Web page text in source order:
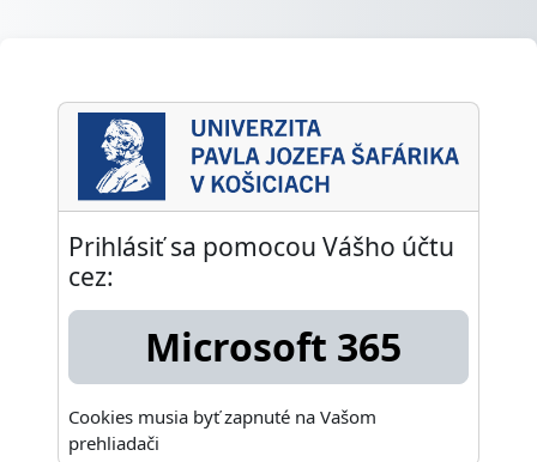
e-learning na UPJŠ: Prihlásiť sa
Prihlásiť sa pomocou Vášho účtu
cez:
Microsoft 365
Cookies musia byť zapnuté na Vašom
prehliadači